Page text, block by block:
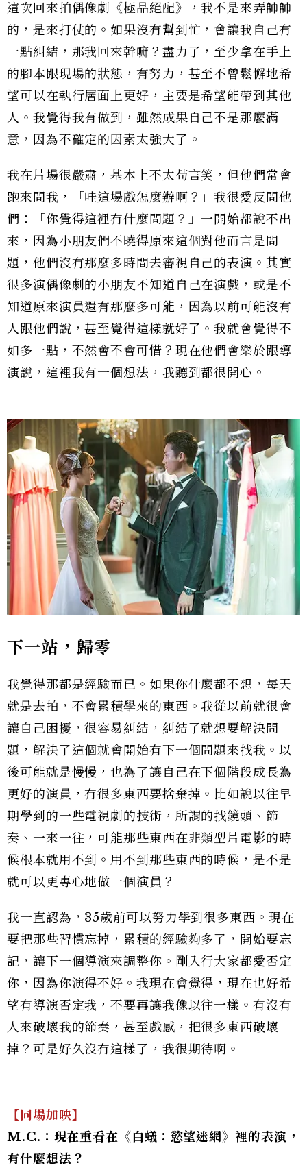
這次回來拍偶像劇《極品絕配》，我不是來弄帥帥
的，是來打仗的。如果沒有幫到忙，會讓我自己有
一點糾結，那我回來幹嘛？盡力了，至少拿在手上
的腳本跟現場的狀態，有努力，甚至不曾鬆懈地希
望可以在執行層面上更好，主要是希望能帶到其他
人。我覺得我有做到，雖然成果自己不是那麼滿
意，因為不確定的因素太強大了。
我在片場很嚴肅，基本上不太苟言笑，但他們常會
跑來問我，「哇這場戲怎麼辦啊？」我很愛反問他
們：「你覺得這裡有什麼問題？」一開始都說不出
來，因為小朋友們不曉得原來這個對他而言是問
題，他們沒有那麼多時間去審視自己的表演。其實
很多演偶像劇的小朋友不知道自己在演戲，或是不
知道原來演員還有那麼多可能，因為以前可能沒有
人跟他們說，甚至覺得這樣就好了。我就會覺得不
如多一點，不然會不會可惜？現在他們會樂於跟導
演說，這裡我有一個想法，我聽到都很開心。
下一站，歸零
我覺得那都是經驗而已。如果你什麼都不想，每天
就是去拍，不會累積學來的東西。我從以前就很會
讓自己困擾，很容易糾結，糾結了就想要解決問
題，解決了這個就會開始有下一個問題來找我。以
後可能就是慢慢，也為了讓自己在下個階段成長為
更好的演員，有很多東西要捨棄掉。比如說以往早
期學到的一些電視劇的技術，所謂的找鏡頭、節
奏、一來一往，可能那些東西在非類型片電影的時
候根本就用不到。用不到那些東西的時候，是不是
就可以更專心地做一個演員？
我一直認為，35歲前可以努力學到很多東西。現在
要把那些習慣忘掉，累積的經驗夠多了，開始要忘
記，讓下一個導演來調整你。剛入行大家都愛否定
你，因為你演得不好。我現在會覺得，現在也好希
望有導演否定我，不要再讓我像以往一樣。有沒有
人來破壞我的節奏，甚至戲感，把很多東西破壞
掉？可是好久沒有這樣了，我很期待啊。
【同場加映】
M.C.：現在重看在《白蟻：慾望迷網》裡的表演，
有什麼想法？